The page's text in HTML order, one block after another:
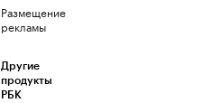
Размещение
рекламы
Другие
продукты
РБК